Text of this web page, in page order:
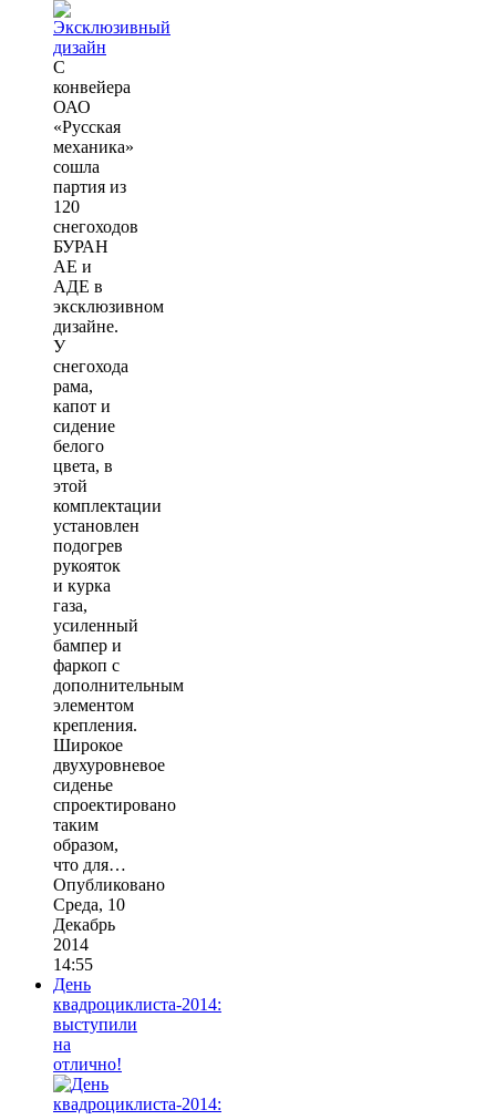
С
конвейера
ОАО
«Русская
механика»
сошла
партия из
120
снегоходов
БУРАН
АЕ и
АДЕ в
эксклюзивном
дизайне.
У
снегохода
рама,
капот и
сидение
белого
цвета, в
этой
комплектации
установлен
подогрев
рукояток
и курка
газа,
усиленный
бампер и
фаркоп с
дополнительным
элементом
крепления.
Широкое
двухуровневое
сиденье
спроектировано
таким
образом,
что для…
Опубликовано
Среда, 10
Декабрь
2014
14:55
День
квадроциклиста-2014:
выступили
на
отлично!